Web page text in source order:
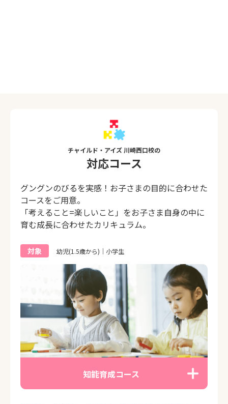
チャイルド・アイズ 川崎西口校の
対応コース
グングンのびるを実感！お子さまの目的に合わせた
コースをご用意。
「考えること=楽しいこと」をお子さま自身の中に
育む成長に合わせたカリキュラム。
対象 幼児(1.5歳から)｜小学生
知能育成コース